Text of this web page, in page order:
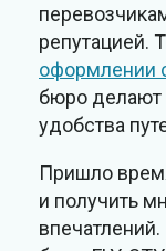
репутацией.
оформлении
бюро делают
удобства
Пришло
и получить